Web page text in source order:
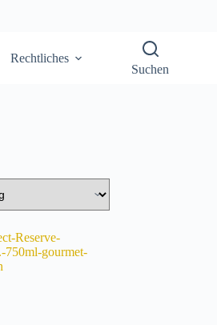
Rechtliches
Suchen